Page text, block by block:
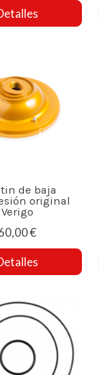
de baja
original
Verigo
€